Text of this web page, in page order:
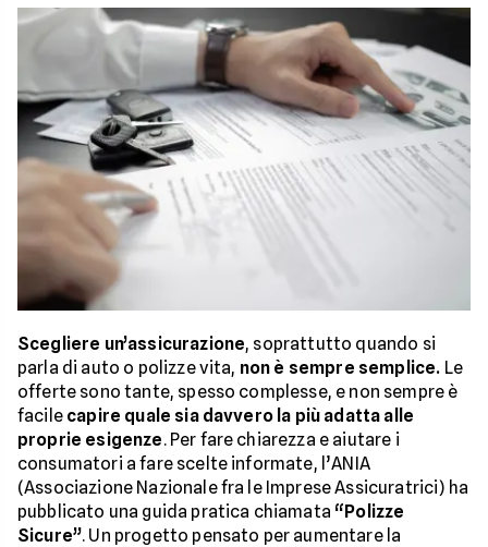
Scegliere un’assicurazione, soprattutto quando si
parla di auto o polizze vita, non è sempre semplice. Le
offerte sono tante, spesso complesse, e non sempre è
facile capire quale sia davvero la più adatta alle
proprie esigenze. Per fare chiarezza e aiutare i
consumatori a fare scelte informate, l’ANIA
(Associazione Nazionale fra le Imprese Assicuratrici) ha
pubblicato una guida pratica chiamata “Polizze
Sicure”. Un progetto pensato per aumentare la